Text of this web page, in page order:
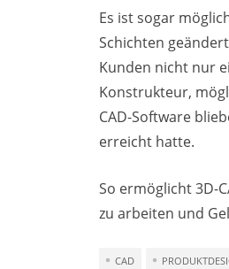
Es ist sogar
Schichten
Kunden nicht nur
Konstrukteur,
CAD-Software
erreicht hatte.
So ermöglicht 3D-
zu arbeiten und
CAD